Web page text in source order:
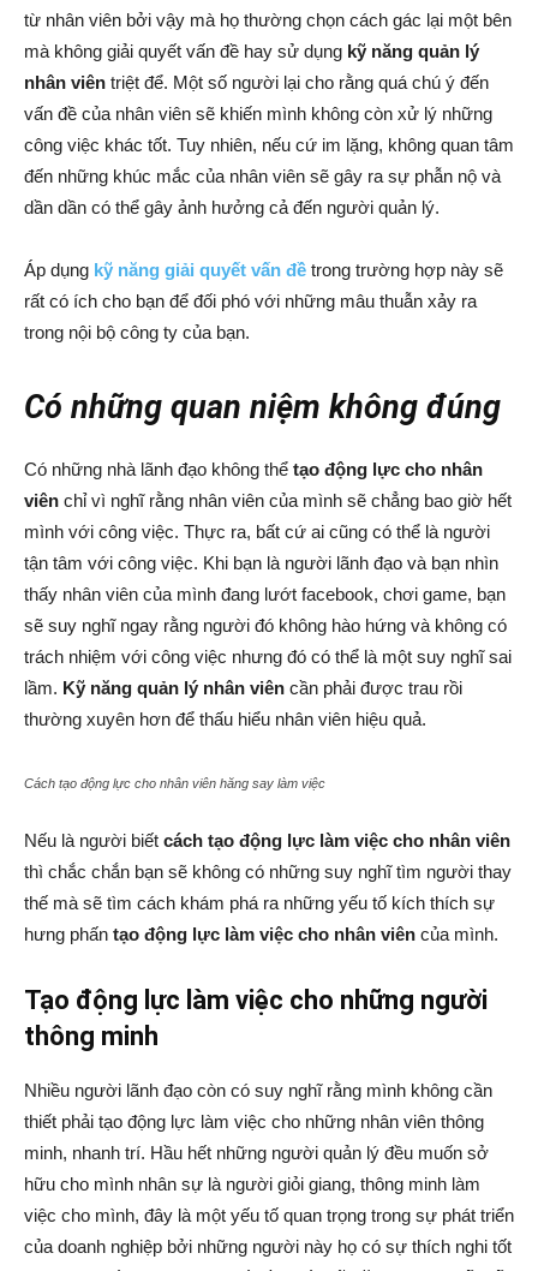
từ nhân viên bởi vậy mà họ thường chọn cách gác lại một bên
mà không giải quyết vấn đề hay sử dụng kỹ năng quản lý
nhân viên triệt để. Một số người lại cho rằng quá chú ý đến
vấn đề của nhân viên sẽ khiến mình không còn xử lý những
công việc khác tốt. Tuy nhiên, nếu cứ im lặng, không quan tâm
đến những khúc mắc của nhân viên sẽ gây ra sự phẫn nộ và
dần dần có thể gây ảnh hưởng cả đến người quản lý.
Áp dụng kỹ năng giải quyết vấn đề trong trường hợp này sẽ
rất có ích cho bạn để đối phó với những mâu thuẫn xảy ra
trong nội bộ công ty của bạn.
Có những quan niệm không đúng
Có những nhà lãnh đạo không thể tạo động lực cho nhân
viên chỉ vì nghĩ rằng nhân viên của mình sẽ chẳng bao giờ hết
mình với công việc. Thực ra, bất cứ ai cũng có thể là người
tận tâm với công việc. Khi bạn là người lãnh đạo và bạn nhìn
thấy nhân viên của mình đang lướt facebook, chơi game, bạn
sẽ suy nghĩ ngay rằng người đó không hào hứng và không có
trách nhiệm với công việc nhưng đó có thể là một suy nghĩ sai
lầm. Kỹ năng quản lý nhân viên cần phải được trau rồi
thường xuyên hơn để thấu hiểu nhân viên hiệu quả.
Cách tạo động lực cho nhân viên hăng say làm việc
Nếu là người biết cách tạo động lực làm việc cho nhân viên
thì chắc chắn bạn sẽ không có những suy nghĩ tìm người thay
thế mà sẽ tìm cách khám phá ra những yếu tố kích thích sự
hưng phấn tạo động lực làm việc cho nhân viên của mình.
Tạo động lực làm việc cho những người
thông minh
Nhiều người lãnh đạo còn có suy nghĩ rằng mình không cần
thiết phải tạo động lực làm việc cho những nhân viên thông
minh, nhanh trí. Hầu hết những người quản lý đều muốn sở
hữu cho mình nhân sự là người giỏi giang, thông minh làm
việc cho mình, đây là một yếu tố quan trọng trong sự phát triển
của doanh nghiệp bởi những người này họ có sự thích nghi tốt